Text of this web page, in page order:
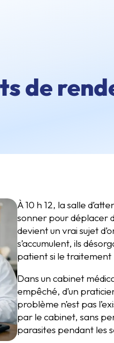
de
À 10 h 12, la salle
sonner pour déplacer
devient un vrai sujet
s’accumulent, ils
patient si le traitement
Dans un cabinet
empêché, d’un
problème n’est pas
par le cabinet, sans
parasites pendant les